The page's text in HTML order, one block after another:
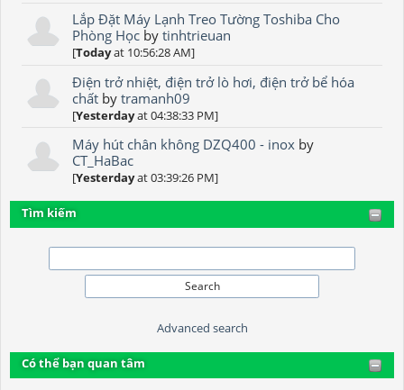
Lắp Đặt Máy Lạnh Treo Tường Toshiba Cho
Phòng Học bytinhtrieuan
[Todayat 10:56:28 AM]
Điện trở nhiệt, điện trở lò hơi, điện trở bể hóa
chất bytramanh09
[Yesterdayat 04:38:33 PM]
Máy hút chân không DZQ400 - inox by
CT_HaBac
[Yesterdayat 03:39:26 PM]
Tìm kiếm
Advanced search
Có thể bạn quan tâm